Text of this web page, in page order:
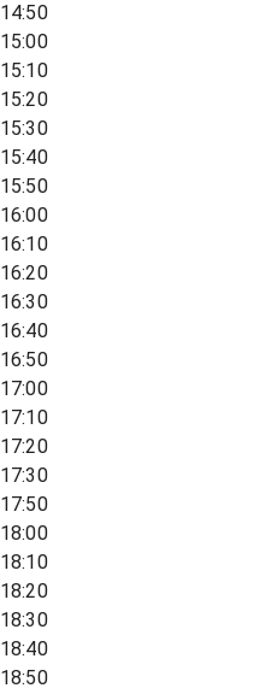
14:50
15:00
15:10
15:20
15:30
15:40
15:50
16:00
16:10
16:20
16:30
16:40
16:50
17:00
17:10
17:20
17:30
17:50
18:00
18:10
18:20
18:30
18:40
18:50